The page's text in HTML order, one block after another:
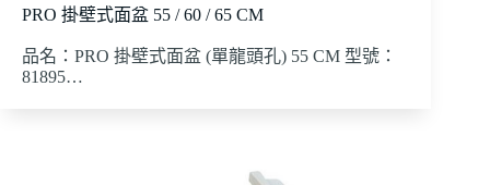
PRO 掛壁式面盆 55 / 60 / 65 CM
品名：PRO 掛壁式面盆 (單龍頭孔) 55 CM 型號：
81895…